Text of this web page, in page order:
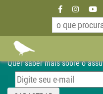
Esclerose
Quer saber mais sobre o